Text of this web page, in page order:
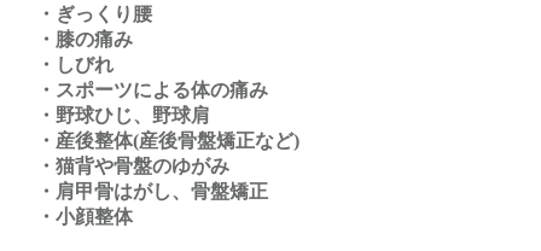
・ぎっくり腰
・膝の痛み
・しびれ
・スポーツによる体の痛み
・野球ひじ、野球肩
・産後整体(産後骨盤矯正など)
・猫背や骨盤のゆがみ
・肩甲骨はがし、骨盤矯正
・小顔整体